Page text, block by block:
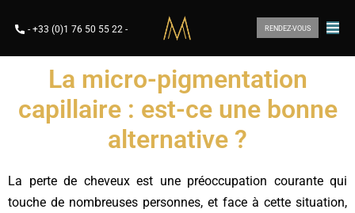
- +33 (0)1 76 50 55 22 - RENDEZ-VOUS
La micro-pigmentation
capillaire : est-ce une bonne
alternative ?
La perte de cheveux est une préoccupation courante qui
touche de nombreuses personnes, et face à cette situation,